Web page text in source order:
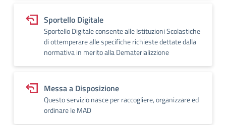
Sportello Digitale
Sportello Digitale consente alle Istituzioni Scolastiche
di ottemperare alle specifiche richieste dettate dalla
normativa in merito alla Dematerializzione
Messa a Disposizione
Questo servizio nasce per raccogliere, organizzare ed
ordinare le MAD